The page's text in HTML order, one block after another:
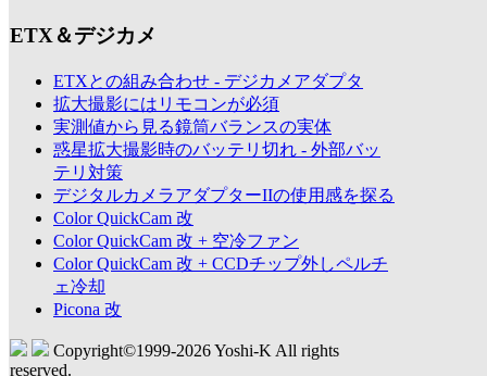
ETX＆デジカメ
ETXとの組み合わせ - デジカメアダプタ
拡大撮影にはリモコンが必須
実測値から見る鏡筒バランスの実体
惑星拡大撮影時のバッテリ切れ - 外部バッ
テリ対策
デジタルカメラアダプターIIの使用感を探る
Color QuickCam 改
Color QuickCam 改 + 空冷ファン
Color QuickCam 改 + CCDチップ外しペルチ
ェ冷却
Picona 改
Copyright©1999-2026 Yoshi-K All rights
reserved.